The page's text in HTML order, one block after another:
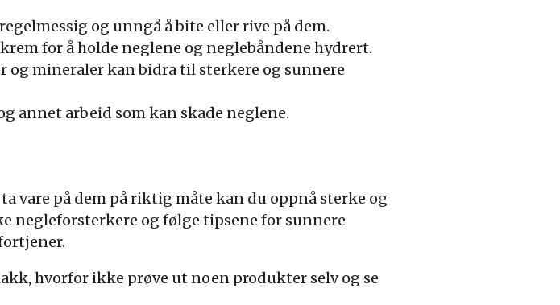
og unngå å bite eller rive på dem.
for å holde neglene og neglebåndene hydrert.
mineraler kan bidra til sterkere og sunnere
annet arbeid som kan skade neglene.
vare på dem på riktig måte kan du oppnå sterke og
negleforsterkere og følge tipsene for sunnere
hvorfor ikke prøve ut noen produkter selv og se